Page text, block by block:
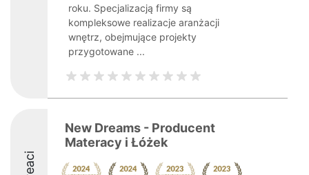
roku. Specjalizacją firmy są
kompleksowe realizacje aranżacji
wnętrz, obejmujące projekty
przygotowane ...
New Dreams - Producent
Materacy i Łóżek